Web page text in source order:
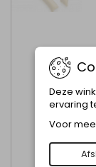
Deze
ervaring
Voor